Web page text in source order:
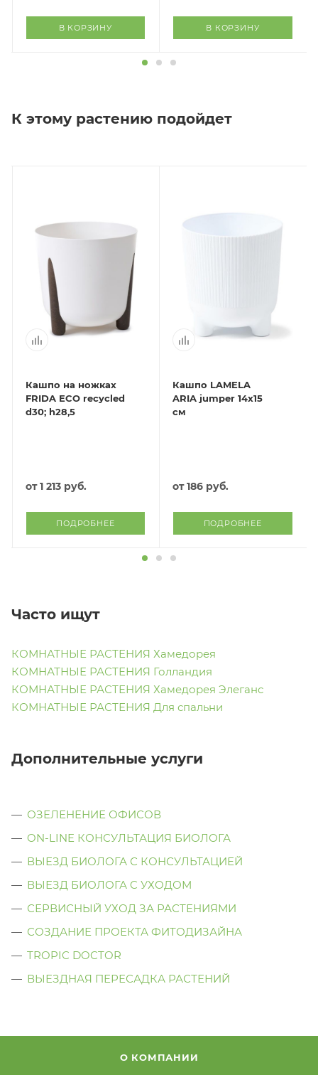
В КОРЗИНУ В КОРЗИНУ
К этому растению подойдет
Кашпо на ножках
FRIDA ECO recycled
d30; h28,5
от1 213 руб.
ПОДРОБНЕЕ
Кашпо LAMELA
ARIA jumper 14х15
см
от186 руб.
ПОДРОБНЕЕ
Часто ищут
КОМНАТНЫЕ РАСТЕНИЯ Хамедорея
КОМНАТНЫЕ РАСТЕНИЯ Голландия
КОМНАТНЫЕ РАСТЕНИЯ Хамедорея Элеганс
КОМНАТНЫЕ РАСТЕНИЯ Для спальни
Дополнительные услуги
ОЗЕЛЕНЕНИЕ ОФИСОВ
ON-LINE КОНСУЛЬТАЦИЯ БИОЛОГА
ВЫЕЗД БИОЛОГА С КОНСУЛЬТАЦИЕЙ
ВЫЕЗД БИОЛОГА C УХОДОМ
СЕРВИСНЫЙ УХОД ЗА РАСТЕНИЯМИ
СОЗДАНИЕ ПРОЕКТА ФИТОДИЗАЙНА
TROPIC DOCTOR
ВЫЕЗДНАЯ ПЕРЕСАДКА РАСТЕНИЙ
О КОМПАНИИ